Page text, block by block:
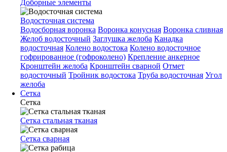
Доборные элементы
Водосточная система
Водосборная воронка Воронка конусная Воронка сливная
Желоб водосточный Заглушка желоба Канадка
водосточная Колено водостока Колено водосточное
гофрированное (гофроколено) Крепление анкерное
Кронштейн желоба Кронштейн сварной Отмет
водосточный Тройник водостока Труба водосточная Угол
желоба
Сетка
Сетка
Сетка стальная тканая
Сетка сварная